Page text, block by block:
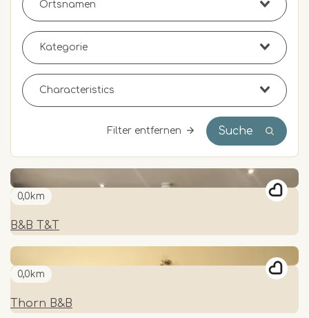
Filter entfernen Suche
0,0km
B&B T&T
0,0km
Thorn B&B